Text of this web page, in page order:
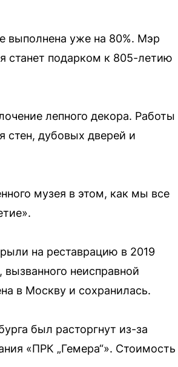
выполнена уже на 80%. Мэр
станет подарком к 805-летию
лепного декора. Работы
стен, дубовых дверей и
музея в этом, как мы все
на реставрацию в 2019
неисправной
в Москву и сохранилась.
был расторгнут из-за
«ПРК „Гемера“». Стоимость